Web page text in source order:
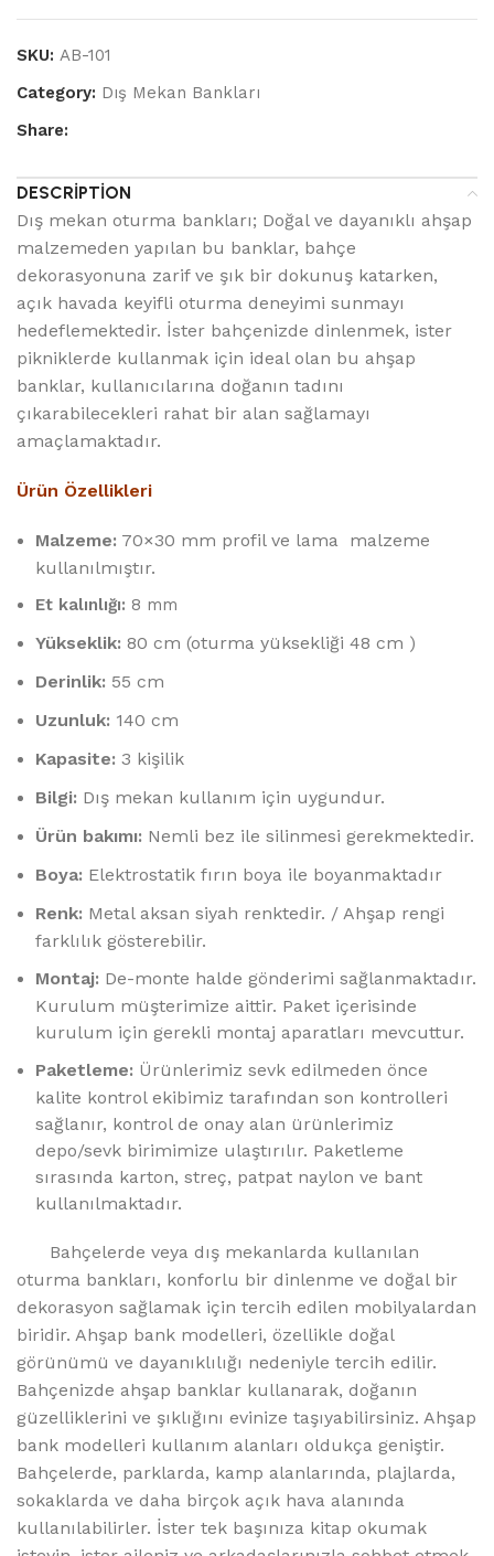
SKU: AB-101
Category: Dış Mekan Bankları
Share:
DESCRIPTION
Dış mekan oturma bankları; Doğal ve dayanıklı ahşap
malzemeden yapılan bu banklar, bahçe
dekorasyonuna zarif ve şık bir dokunuş katarken,
açık havada keyifli oturma deneyimi sunmayı
hedeflemektedir. İster bahçenizde dinlenmek, ister
pikniklerde kullanmak için ideal olan bu ahşap
banklar, kullanıcılarına doğanın tadını
çıkarabilecekleri rahat bir alan sağlamayı
amaçlamaktadır.
Ürün Özellikleri
Malzeme: 70×30 mm profil ve lama malzeme
kullanılmıştır.
Et kalınlığı: 8 mm
Yükseklik: 80 cm (oturma yüksekliği 48 cm )
Derinlik: 55 cm
Uzunluk: 140 cm
Kapasite: 3 kişilik
Bilgi: Dış mekan kullanım için uygundur.
Ürün bakımı: Nemli bez ile silinmesi gerekmektedir.
Boya: Elektrostatik fırın boya ile boyanmaktadır
Renk: Metal aksan siyah renktedir. / Ahşap rengi
farklılık gösterebilir.
Montaj: De-monte halde gönderimi sağlanmaktadır.
Kurulum müşterimize aittir. Paket içerisinde
kurulum için gerekli montaj aparatları mevcuttur.
Paketleme: Ürünlerimiz sevk edilmeden önce
kalite kontrol ekibimiz tarafından son kontrolleri
sağlanır, kontrol de onay alan ürünlerimiz
depo/sevk birimimize ulaştırılır. Paketleme
sırasında karton, streç, patpat naylon ve bant
kullanılmaktadır.
Bahçelerde veya dış mekanlarda kullanılan
oturma bankları, konforlu bir dinlenme ve doğal bir
dekorasyon sağlamak için tercih edilen mobilyalardan
biridir. Ahşap bank modelleri, özellikle doğal
görünümü ve dayanıklılığı nedeniyle tercih edilir.
Bahçenizde ahşap banklar kullanarak, doğanın
güzelliklerini ve şıklığını evinize taşıyabilirsiniz. Ahşap
bank modelleri kullanım alanları oldukça geniştir.
Bahçelerde, parklarda, kamp alanlarında, plajlarda,
sokaklarda ve daha birçok açık hava alanında
kullanılabilirler. İster tek başınıza kitap okumak